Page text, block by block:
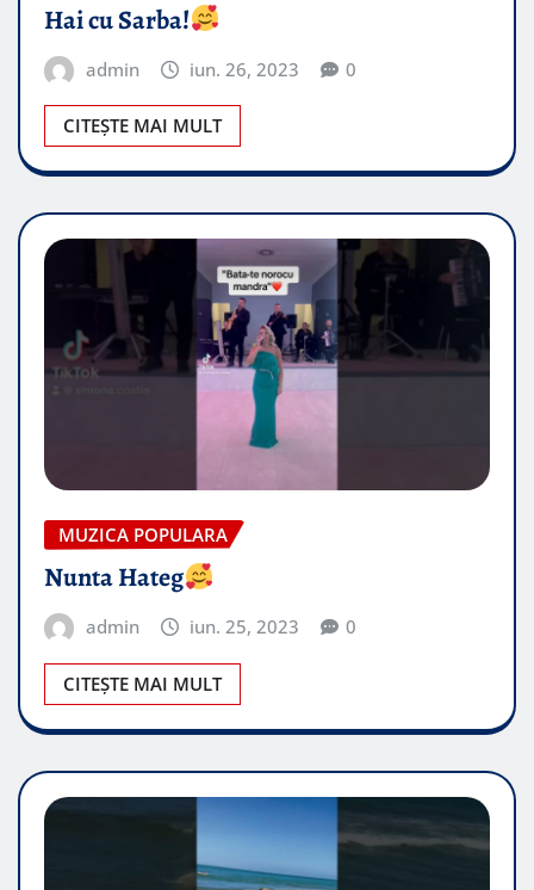
Hai cu Sarba!
admin iun. 26, 2023 0
CITEȘTE MAI MULT
MUZICA POPULARA
Nunta Hateg
admin iun. 25, 2023 0
CITEȘTE MAI MULT